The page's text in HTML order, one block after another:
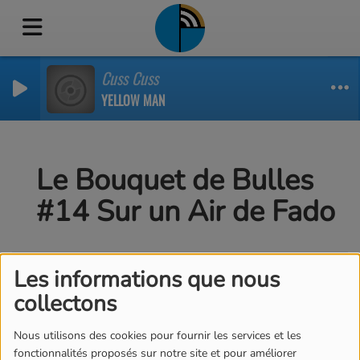
Les informations que nous
collectons
Nous utilisons des cookies pour fournir les services et les
fonctionnalités proposés sur notre site et pour améliorer
Cuss Cuss
YELLOW MAN
Le Bouquet de Bulles
#14 Sur un Air de Fado